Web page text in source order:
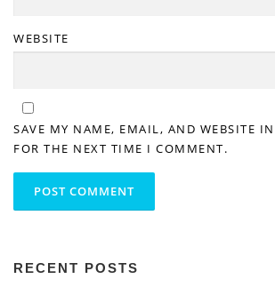
WEBSITE
SAVE MY NAME, EMAIL, AND WEBSITE
FOR THE NEXT TIME I COMMENT.
RECENT POSTS